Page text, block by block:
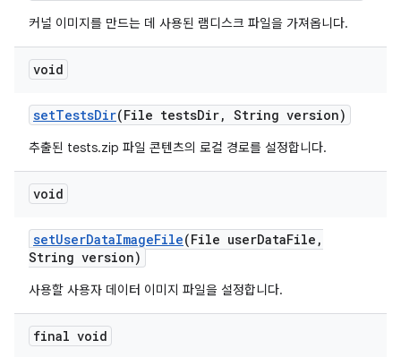
커널 이미지를 만드는 데 사용된 램디스크 파일을 가져옵니다.
void
setTestsDir(File testsDir, String version)
추출된 tests.zip 파일 콘텐츠의 로컬 경로를 설정합니다.
void
setUserDataImageFile(File userDataFile ,
String version)
사용할 사용자 데이터 이미지 파일을 설정합니다.
final void